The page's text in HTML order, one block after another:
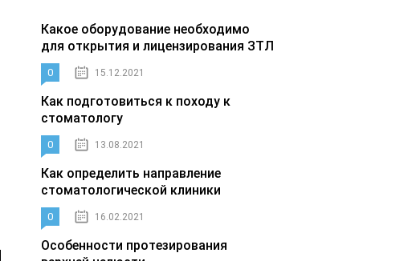
Какое оборудование необходимо
для открытия и лицензирования ЗТЛ
0 15.12.2021
Как подготовиться к походу к
стоматологу
0 13.08.2021
Как определить направление
стоматологической клиники
0 16.02.2021
Особенности протезирования